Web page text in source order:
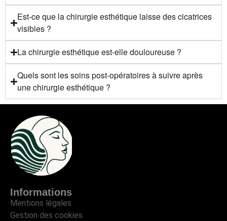
Est-ce que la chirurgie esthétique laisse des cicatrices
visibles ?
La chirurgie esthétique est-elle douloureuse ?
Quels sont les soins post-opératoires à suivre après
une chirurgie esthétique ?
Informations
Mentions légales
Gestion des cookies